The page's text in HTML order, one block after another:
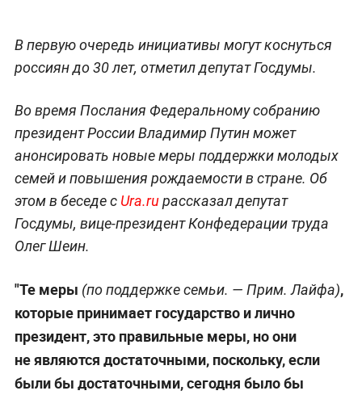
В первую очередь инициативы могут коснуться
россиян до 30 лет, отметил депутат Госдумы.
Во время Послания Федеральному собранию
президент России Владимир Путин может
анонсировать новые меры поддержки молодых
семей и повышения рождаемости в стране. Об
этом в беседе с Ura.ruрассказал депутат
Госдумы, вице-президент Конфедерации труда
Олег Шеин.
"Те меры (по поддержке семьи. — Прим. Лайфа),
которые принимает государство и лично
президент, это правильные меры, но они
не являются достаточными, поскольку, если
были бы достаточными, сегодня было бы